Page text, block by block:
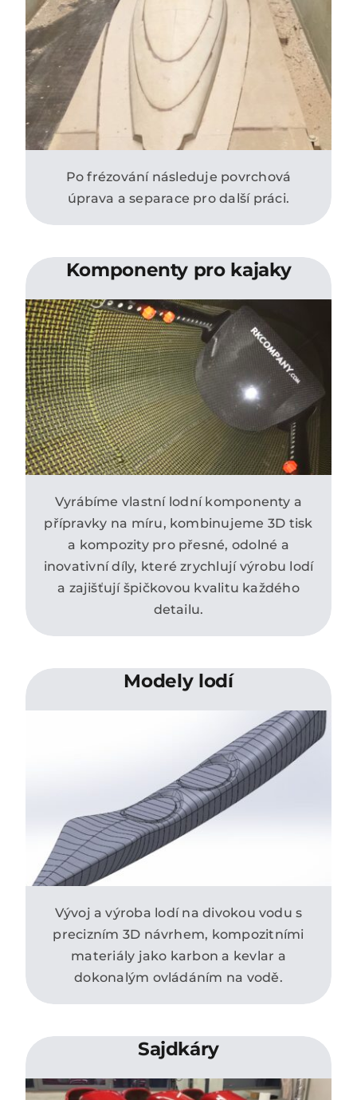
Po frézování následuje povrchová
úprava a separace pro další práci.
Komponenty pro kajaky
Vyrábíme vlastní lodní komponenty a
přípravky na míru, kombinujeme 3D tisk
a kompozity pro přesné, odolné a
inovativní díly, které zrychlují výrobu lodí
a zajišťují špičkovou kvalitu každého
detailu.
Modely lodí
Vývoj a výroba lodí na divokou vodu s
precizním 3D návrhem, kompozitními
materiály jako karbon a kevlar a
dokonalým ovládáním na vodě.
Sajdkáry